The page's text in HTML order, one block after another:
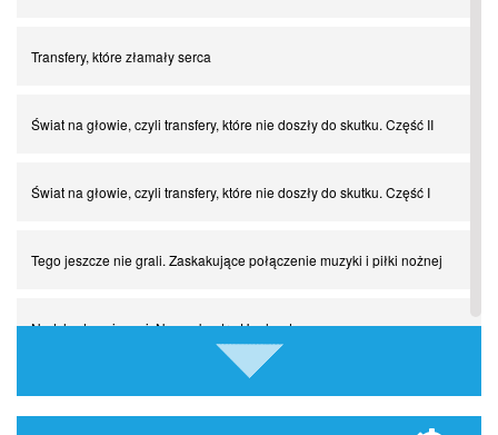
Transfery, które złamały serca
Świat na głowie, czyli transfery, które nie doszły do skutku. Część II
Świat na głowie, czyli transfery, które nie doszły do skutku. Część I
Tego jeszcze nie grali. Zaskakujące połączenie muzyki i piłki nożnej
Nadchodzą giganci. Nunez kontra Haaland
Lewandowski kontra Bayern. Czy wilk będzie syty, a owca cała?